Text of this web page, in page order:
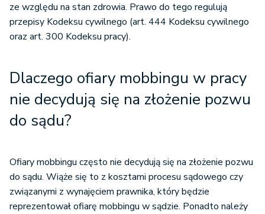
ze względu na stan zdrowia. Prawo do tego regulują
przepisy Kodeksu cywilnego (art. 444 Kodeksu cywilnego
oraz art. 300 Kodeksu pracy).
Dlaczego ofiary mobbingu w pracy
nie decydują się na złożenie pozwu
do sądu?
Ofiary mobbingu często nie decydują się na złożenie pozwu
do sądu. Wiąże się to z kosztami procesu sądowego czy
związanymi z wynajęciem prawnika, który będzie
reprezentował ofiarę mobbingu w sądzie. Ponadto należy